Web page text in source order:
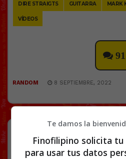
DIRE STRAIGTS GUITARRA MARK
VÍDEOS
RANDOM 8 SEPTIEMBRE, 2022
Un forocochero crea
“red flags” en
Te damos la
Finofilipino solicita
para usar tus datos